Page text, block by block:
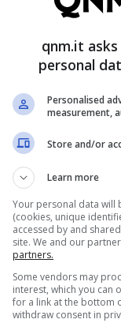
– Screenshot Scial
con una
showgirl ha
davanti
un
e
Galatasarayha
qnm.it
personal
Personalised
measurement,
Store and/or
Learn more
Your personal data will
(cookies, unique
accessed by and
site. We and our
partners.
Some vendors may
interest, which you can
for a link at the bottom
withdraw consent in